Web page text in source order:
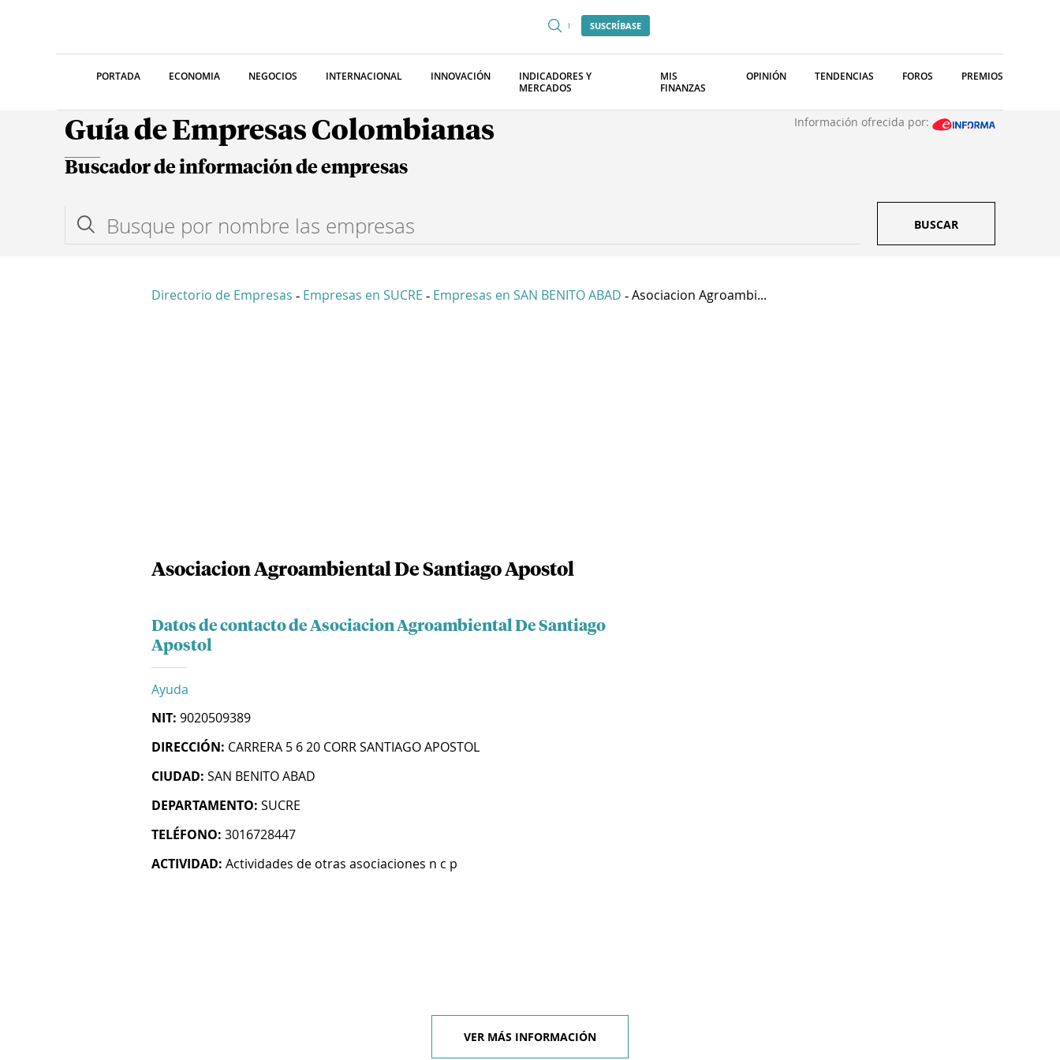
SUSCRÍBASE
PORTADA ECONOMIA NEGOCIOS INTERNACIONAL INNOVACIÓN
INDICADORES Y
MERCADOS
MIS
FINANZAS
OPINIÓN TENDENCIAS FOROS PREMIOS
Guía de Empresas Colombianas Información ofrecida por:
Buscador de información de empresas
BUSCAR
Directorio de Empresas - Empresas en SUCRE - Empresas en SAN BENITO ABAD - Asociacion Agroambi...
Asociacion Agroambiental De Santiago Apostol
Datos de contacto de Asociacion Agroambiental De Santiago
Apostol
Ayuda
NIT: 9020509389
DIRECCIÓN: CARRERA 5 6 20 CORR SANTIAGO APOSTOL
CIUDAD: SAN BENITO ABAD
DEPARTAMENTO: SUCRE
TELÉFONO: 3016728447
ACTIVIDAD: Actividades de otras asociaciones n c p
VER MÁS INFORMACIÓN